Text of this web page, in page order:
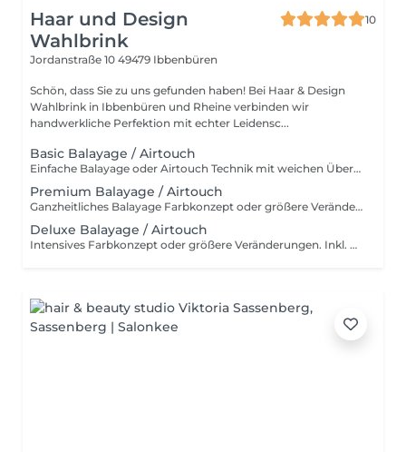
Haar und Design
Wahlbrink
10
Jordanstraße 10 49479 Ibbenbüren
Schön, dass Sie zu uns gefunden haben! Bei Haar & Design
Wahlbrink in Ibbenbüren und Rheine verbinden wir
handwerkliche Perfektion mit echter Leidensc...
Basic Balayage / Airtouch
Einfache Balayage oder Airtouch Technik mit weichen Übergängen für langanhaltendem Tragekomfort. Inkl. Beratung, Haarpflege, Handmassage und Kopfmassage. Für wen ist das Basic Balayage-Paket geeignet? Dieses Paket richtet sich an Kundinnen, die bereits eine Balayage oder Airtouch-Behandlung hatten und sich eine dezente Auffrischung wünschen. Es ist ideal, wenn die bestehende Farbtechnik noch gut erhalten ist und lediglich sanft nachgearbeitet werden soll, ohne eine komplette Neugestaltung. Ebenso eignet sich Basic Paket für alle, die gezielte, leichte Aufhellungen bevorzugen – zum Beispiel am Oberkopf, im Konturbereich oder als Face Frame. Perfekt für einen frischen, natürlichen Look mit minimalem Aufwand und ohne den gesamten Kopf zu behandeln.
Premium Balayage / Airtouch
Ganzheitliches Balayage Farbkonzept oder größere Veränderungen. Inkl. Beratung, Haarpflege, Handmassage und Kopfmassage. Für wen ist das Premium Balayage-Paket geeignet? Dieses Paket ist ideal für Kundinnen, die sich eine deutlichere Auffrischung oder Veränderung wünschen, ohne eine komplette Neugestaltung vorzunehmen. Es eignet sich besonders, wenn die bestehende Balayage herausgewachsen ist und mehr Helligkeit sowie eine gleichmäßigere Farbverteilung gewünscht wird. Perfekt für alle, die mehr als nur eine leichte Nacharbeit möchten – zum Beispiel zusätzliche Strähnen im Längen- und Spitzenbereich, eine intensivere Aufhellung oder ein insgesamt frischer, lebendiger Look. Das Premium Paket bildet die optimale Balance zwischen natürlicher Auffrischung und sichtbarer Veränderung.
Deluxe Balayage / Airtouch
Intensives Farbkonzept oder größere Veränderungen. Inkl. Beratung, Haarpflege, Handmassage und Kopfmassage. Für wen ist das Deluxe Balayage-Paket geeignet? Das Deluxe Balayage ist die richtige Wahl, wenn der gesamte Kopf umfassend bearbeitet wird – für ein neues, harmonisches Gesamtbild mit maximaler Leuchtkraft und Dimension. Perfekt für alle, die bereit sind für einen intensiven, hochwertigen Farbservice mit einem deutlich sichtbaren Ergebnis.